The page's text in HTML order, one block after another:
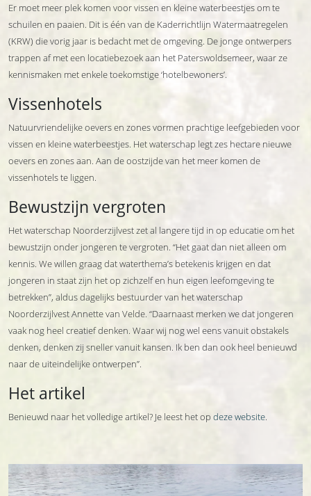
Er moet meer plek komen voor vissen en kleine waterbeestjes om te
schuilen en paaien. Dit is één van de Kaderrichtlijn Watermaatregelen
(KRW) die vorig jaar is bedacht met de omgeving. De jonge ontwerpers
trappen af met een locatiebezoek aan het Paterswoldsemeer, waar ze
kennismaken met enkele toekomstige ‘hotelbewoners’.
Vissenhotels
Natuurvriendelijke oevers en zones vormen prachtige leefgebieden voor
vissen en kleine waterbeestjes. Het waterschap legt zes hectare nieuwe
oevers en zones aan. Aan de oostzijde van het meer komen de
vissenhotels te liggen.
Bewustzijn vergroten
Het waterschap Noorderzijlvest zet al langere tijd in op educatie om het
bewustzijn onder jongeren te vergroten. “Het gaat dan niet alleen om
kennis. We willen graag dat waterthema’s betekenis krijgen en dat
jongeren in staat zijn het op zichzelf en hun eigen leefomgeving te
betrekken”, aldus dagelijks bestuurder van het waterschap
Noorderzijlvest Annette van Velde. “Daarnaast merken we dat jongeren
vaak nog heel creatief denken. Waar wij nog wel eens vanuit obstakels
denken, denken zij sneller vanuit kansen. Ik ben dan ook heel benieuwd
naar de uiteindelijke ontwerpen”.
Het artikel
Benieuwd naar het volledige artikel? Je leest het op deze website.